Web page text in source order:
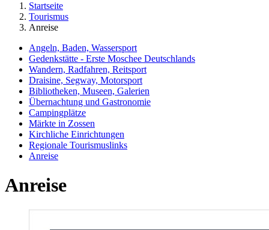
Startseite
Tourismus
Anreise
Angeln, Baden, Wassersport
Gedenkstätte - Erste Moschee Deutschlands
Wandern, Radfahren, Reitsport
Draisine, Segway, Motorsport
Bibliotheken, Museen, Galerien
Übernachtung und Gastronomie
Campingplätze
Märkte in Zossen
Kirchliche Einrichtungen
Regionale Tourismuslinks
Anreise
Anreise